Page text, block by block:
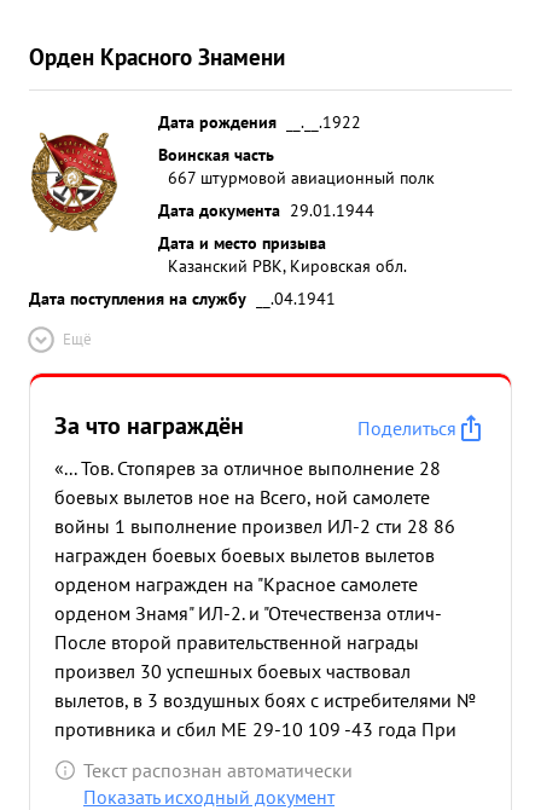
Орден Красного Знамени
Дата рождения
__.__.1922
Воинская часть
667 штурмовой авиационный полк
Дата документа 29.01.1944
Дата и место призыва
Казанский РВК, Кировская обл.
Дата поступления на службу
__.04.1941
Ещё
За что награждён
Поделиться
«... Тов. Стопярев за отличное выполнение 28
боевых вылетов ное на Всего, ной самолете
войны 1 выполнение произвел ИЛ-2 сти 28 86
награжден боевых боевых вылетов вылетов
орденом награжден на "Красное самолете
орденом Знамя" ИЛ-2. и "Отечественза отлич-
После второй правительственной награды
произвел 30 успешных боевых частвовал
вылетов, в 3 воздушных боях с истребителями №
противника и сбил МЕ 29-10 109 -43 года При
штурмовкем аэродрома Киревоград в составе 17
самолетов ИЛ-2- ведущий капитан Компаниец
Текст распознан автоматически
Показать исходный документ